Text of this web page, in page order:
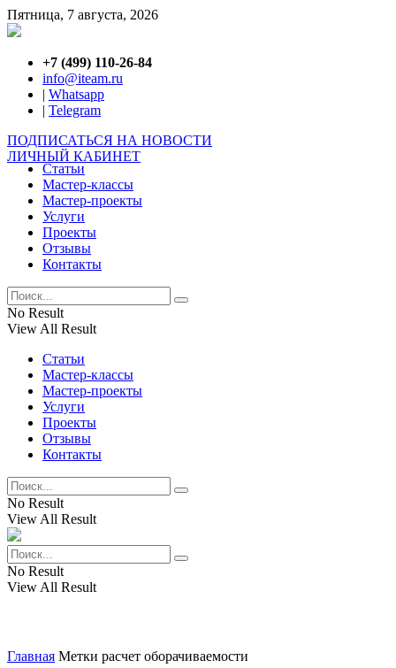
Пятница, 7 августа, 2026
+7 (499) 110-26-84
info@iteam.ru
| Whatsapp
| Telegram
ПОДПИСАТЬСЯ НА НОВОСТИ
ЛИЧНЫЙ КАБИНЕТ
Статьи
Мастер-классы
Мастер-проекты
Услуги
Проекты
Отзывы
Контакты
No Result
View All Result
Статьи
Мастер-классы
Мастер-проекты
Услуги
Проекты
Отзывы
Контакты
No Result
View All Result
No Result
View All Result
Главная Метки расчет оборачиваемости